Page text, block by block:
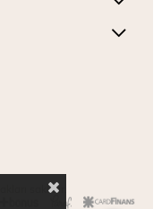
saklıdır.